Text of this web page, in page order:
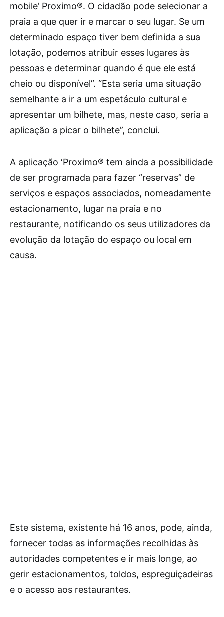
mobile’ Proximo®. O cidadão pode selecionar a
praia a que quer ir e marcar o seu lugar. Se um
determinado espaço tiver bem definida a sua
lotação, podemos atribuir esses lugares às
pessoas e determinar quando é que ele está
cheio ou disponível”. “Esta seria uma situação
semelhante a ir a um espetáculo cultural e
apresentar um bilhete, mas, neste caso, seria a
aplicação a picar o bilhete”, conclui.
A aplicação ‘Proximo® tem ainda a possibilidade
de ser programada para fazer “reservas” de
serviços e espaços associados, nomeadamente
estacionamento, lugar na praia e no
restaurante, notificando os seus utilizadores da
evolução da lotação do espaço ou local em
causa.
Este sistema, existente há 16 anos, pode, ainda,
fornecer todas as informações recolhidas às
autoridades competentes e ir mais longe, ao
gerir estacionamentos, toldos, espreguiçadeiras
e o acesso aos restaurantes.